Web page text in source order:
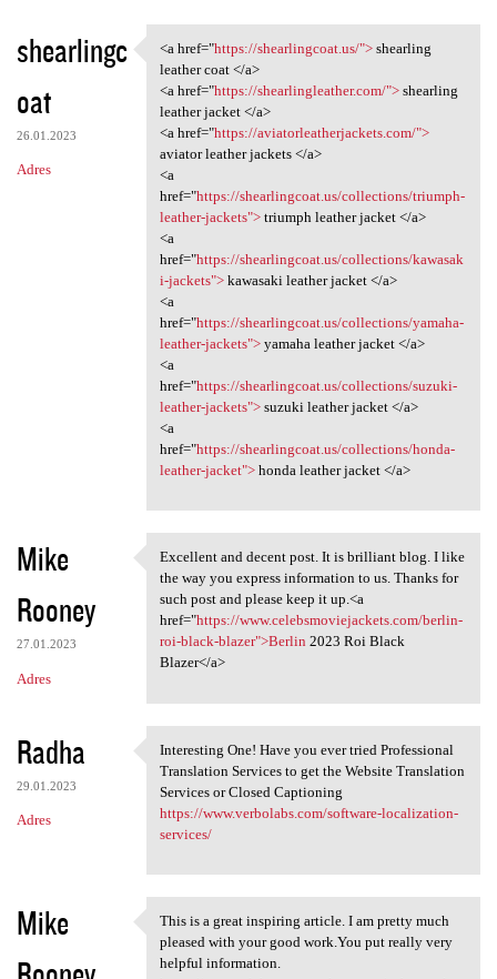
K
o
m
e
n
shearlingc
oat
26.01.2023
Adres
<a href="https:/
<a href="https://shearlingcoat.us/">shearling
leather coat </a>
<a href="https://shearlingleather.com/">shearling
leather jacket </a>
<a href="https://aviatorleatherjackets.com/">
aviator leather jackets </a>
<a
href="https://shearlingcoat.us/collections/triumph-
leather-jackets">triumph leather jacket </a>
<a
href="https://shearlingcoat.us/collections/kawasak
i-jackets">kawasaki leather jacket </a>
<a
href="https://shearlingcoat.us/collections/yamaha-
leather-jackets">yamaha leather jacket </a>
<a
href="https://shearlingcoat.us/collections/suzuki-
leather-jackets">suzuki leather jacket </a>
<a
href="https://shearlingcoat.us/collections/honda-
leather-jacket">honda leather jacket </a>
Mike
Rooney
27.01.2023
Adres
Excellent and decent post. It
Excellent and decent post. It is brilliant blog. I like
the way you express information to us. Thanks for
such post and please keep it up.<a
href="https://www.celebsmoviejackets.com/berlin-
roi-black-blazer">Berlin 2023 Roi Black
Blazer</a>
Radha
29.01.2023
Adres
Interesting One! Have you
Interesting One! Have you ever tried Professional
Translation Services to get the Website Translation
Services or Closed Captioning
https://www.verbolabs.com/software-localization-
services/
Mike
This is a great inspiring
This is a great inspiring article. I am pretty much
pleased with your good work.You put really very
helpful information.